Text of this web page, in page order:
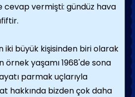
cevap vermişti: gündüz hava
iki büyük kişisinden biri olarak
örnek yaşamı 1968'de sona
parmak uçlarıyla
hakkında bizden çok daha